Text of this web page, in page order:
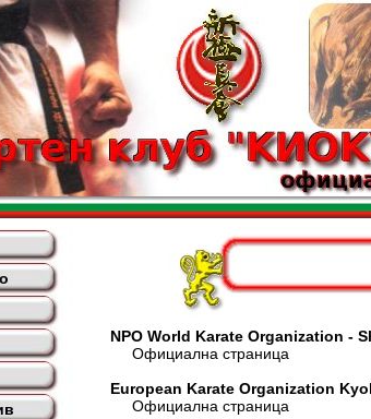
NPO World Karate Organization -
Официална страница
European Karate Organization
Официална страница